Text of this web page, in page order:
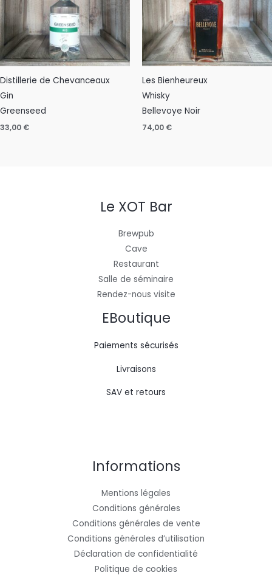
Distillerie de Chevanceaux
Gin
Greenseed
33,00 €
Les Bienheureux
Whisky
Bellevoye Noir
74,00 €
Le XOT Bar
Brewpub
Cave
Restaurant
Salle de séminaire
Rendez-nous visite
EBoutique
Paiements sécurisés
Livraisons
SAV et retours
Informations
Mentions légales
Conditions générales
Conditions générales de vente
Conditions générales d’utilisation
Déclaration de confidentialité
Politique de cookies